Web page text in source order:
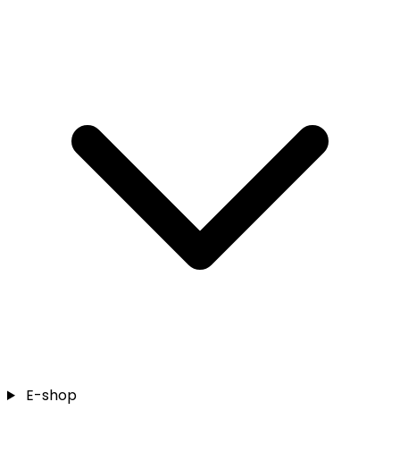
E-shop